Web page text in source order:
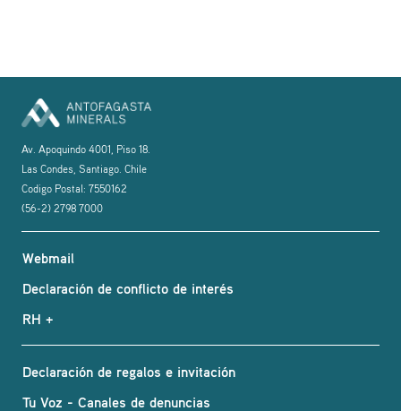
Av. Apoquindo 4001, Piso 18.
Las Condes, Santiago. Chile
Codigo Postal: 7550162
(56-2) 2798 7000
Webmail
Declaración de conflicto de interés
RH +
Declaración de regalos e invitación
Tu Voz - Canales de denuncias